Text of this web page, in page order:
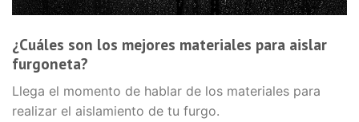
¿Cuáles son los mejores materiales para aislar
furgoneta?
Llega el momento de hablar de los materiales para
realizar el aislamiento de tu furgo.